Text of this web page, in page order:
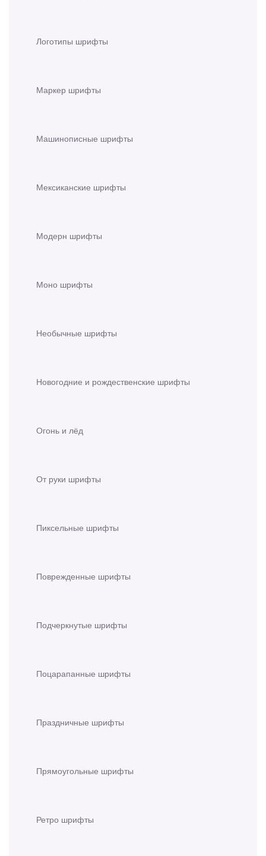
Логотипы шрифты
Маркер шрифты
Машинописные шрифты
Мексиканские шрифты
Модерн шрифты
Моно шрифты
Необычные шрифты
Новогодние и рождественские шрифты
Огонь и лёд
От руки шрифты
Пиксельные шрифты
Поврежденные шрифты
Подчеркнутые шрифты
Поцарапанные шрифты
Праздничные шрифты
Прямоугольные шрифты
Ретро шрифты